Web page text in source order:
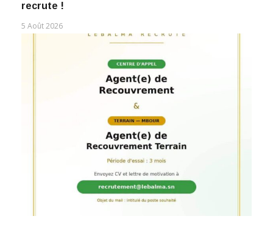
recrute !
5 Août 2026